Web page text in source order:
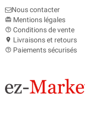
Nous contacter
card_giftcard Mentions légales
help_outline Conditions de vente
location_on Livraisons et retours
help_outline Paiements sécurisés